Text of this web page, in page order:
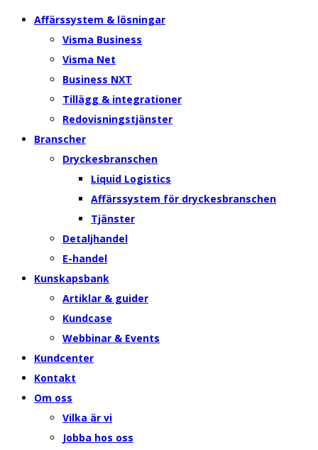
Affärssystem & lösningar
Visma Business
Visma Net
Business NXT
Tillägg & integrationer
Redovisningstjänster
Branscher
Dryckesbranschen
Liquid Logistics
Affärssystem för dryckesbranschen
Tjänster
Detaljhandel
E-handel
Kunskapsbank
Artiklar & guider
Kundcase
Webbinar & Events
Kundcenter
Kontakt
Om oss
Vilka är vi
Jobba hos oss